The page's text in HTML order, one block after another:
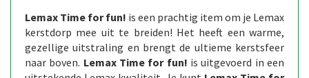
Lemax Time for fun! is een prachtig item om je Lemax
kerstdorp mee uit te breiden! Het heeft een warme,
gezellige uitstraling en brengt de ultieme kerstsfeer
naar boven. Lemax Time for fun! is uitgevoerd in een